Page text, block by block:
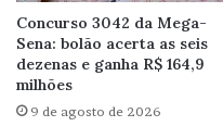
Concurso 3042 da Mega-
Sena: bolão acerta as seis
dezenas e ganha R$ 164,9
milhões
9 de agosto de 2026